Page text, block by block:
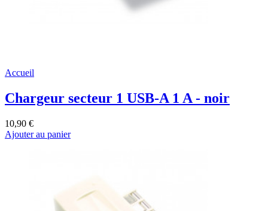
Accueil
Chargeur secteur 1 USB-A 1 A - noir
10,90 €
Ajouter au panier